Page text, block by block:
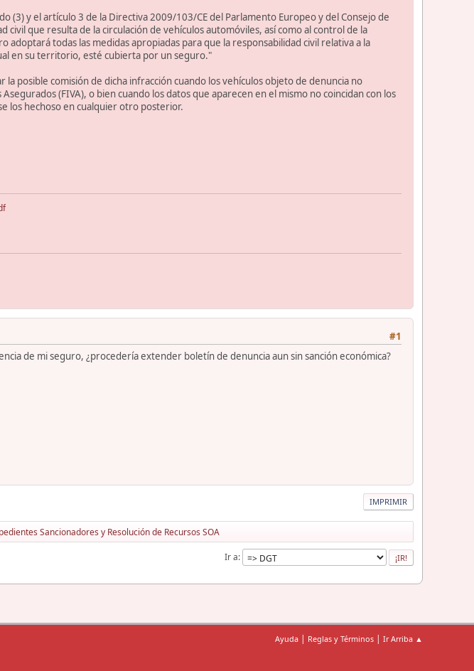
(3) y el artículo 3 de la Directiva 2009/103/CE del Parlamento Europeo y del Consejo de
que resulta de la circulación de vehículos automóviles, así como al control de la
adoptará todas las medidas apropiadas para que la responsabilidad civil relativa a la
en su territorio, esté cubierta por un seguro."
posible comisión de dicha infracción cuando los vehículos objeto de denuncia no
(FIVA), o bien cuando los datos que aparecen en el mismo no coincidan con los
los hechoso en cualquier otro posterior.
#1
de mi seguro, ¿procedería extender boletín de denuncia aun sin sanción económica?
IMPRIMIR
Sancionadores y Resolución de Recursos SOA
Ir a
Ayuda | Reglas y Términos | Ir Arriba ▲